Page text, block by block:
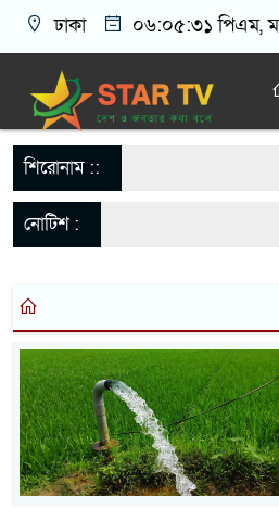
ঢাকা ০৬:০৫:৩১ পিএম,
শিরোনাম ::
নোটিশ :